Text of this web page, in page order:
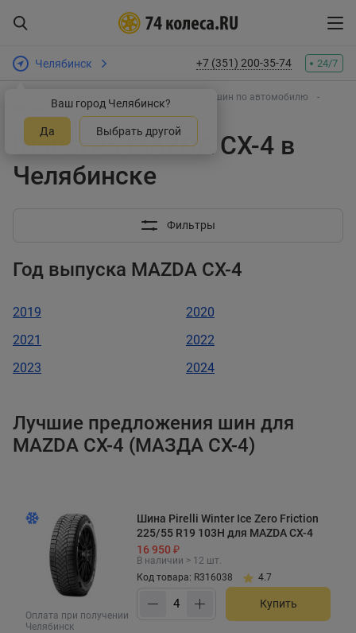
Челябинск
Ваш город Челябинск?
Да Выбрать другой
+7 (351) 200-35-74 24/7
Интернет-магазин шин и дисков
Подбор шин по автомобилю
CX-4
Шины на MAZDA CX-4 в
Челябинске
Фильтры
Год выпуска MAZDA CX-4
2019
2020
2021
2022
2023
2024
Лучшие предложения шин для
MAZDA CX-4 (МАЗДА CX-4)
Оплата при получении
Челябинск
Шина Pirelli Winter Ice Zero Friction
225/55 R19 103H для MAZDA CX-4
16 950 ₽
В наличии > 12 шт.
Код товара: R316038
4.7
Купить